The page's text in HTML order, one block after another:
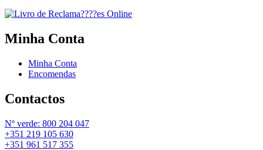
Minha Conta
Minha Conta
Encomendas
Contactos
Nº verde: 800 204 047
+351 219 105 630
+351 961 517 355